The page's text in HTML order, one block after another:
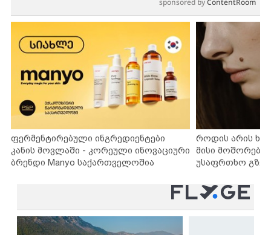
sponsored byContentRoom
ფერმენტირებული ინგრედიენტები
კანის მოვლაში - კორეული ინოვაციური
ბრენდი Manyo საქართველოშია
როდის არის
მისი
უსაფრთხო